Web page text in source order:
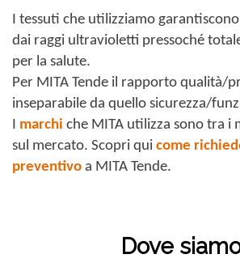
I tessuti che utilizziamo
dai raggi ultravioletti pressoché
per la salute.
Per MITA Tende il rapporto qualità/
inseparabile da quello sicurezza/
I marchi che MITA utilizza sono tra i
sul mercato. Scopri qui come
preventivo a MITA Tende.
Dove